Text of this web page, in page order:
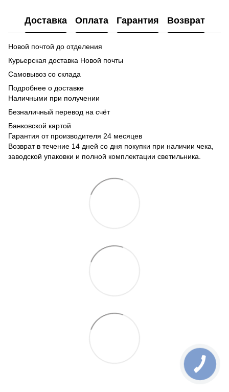
Доставка Оплата Гарантия Возврат
Новой почтой до отделения
Курьерская доставка Новой почты
Самовывоз со склада
Подробнее о доставке
Наличными при получении
Безналичный перевод на счёт
Банковской картой
Гарантия от производителя 24 месяцев
Возврат в течение 14 дней со дня покупки при наличии чека,
заводской упаковки и полной комплектации светильника.